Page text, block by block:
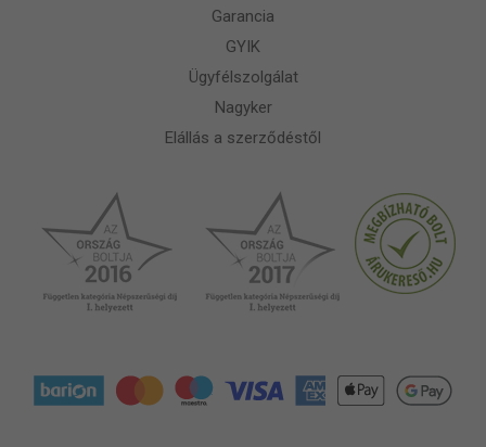
Garancia
GYIK
Ügyfélszolgálat
Nagyker
Elállás a szerződéstől